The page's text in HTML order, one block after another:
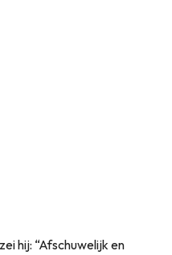
hij: “Afschuwelijk en